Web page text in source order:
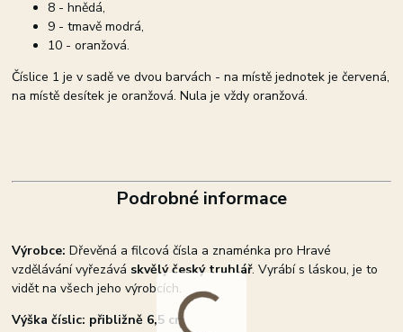
8 - hnědá,
9 - tmavě modrá,
10 - oranžová.
Číslice 1 je v sadě ve dvou barvách - na místě jednotek je červená,
na místě desítek je oranžová. Nula je vždy oranžová.
Podrobné informace
Výrobce:Dřevěná a filcová čísla a znaménka pro Hravé
vzdělávání vyřezává skvělý český truhlář. Vyrábí s láskou, je to
vidět na všech jeho výrobcích.
Výška číslic: přibližně 6,5 cm